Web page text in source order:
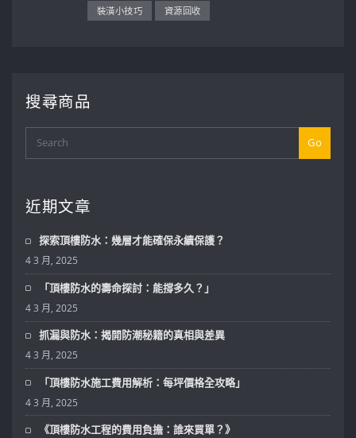
裝潢小技巧 資源回收
搜尋商品
Go
近期文章
探索頂樓防水：幾層才能確保永續保護？
4 3 月, 2025
「頂樓防水的壽命探討：能撐多久？」
4 3 月, 2025
抓漏與防水：揭開防潮秘籍的真相與差異
4 3 月, 2025
「頂樓防水施工費用解析：每坪價格全攻略」
4 3 月, 2025
《頂樓防水工程的費用負擔：誰來買單？》